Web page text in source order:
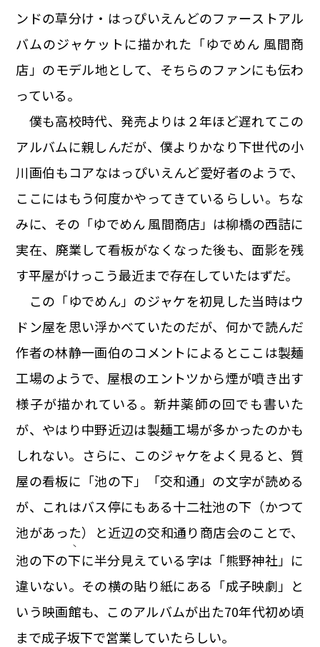
ンドの草分け・はっぴいえんどのファーストアル
バムのジャケットに描かれた「ゆでめん 風間商
店」のモデル地として、そちらのファンにも伝わ
っている。
僕も高校時代、発売よりは２年ほど遅れてこの
アルバムに親しんだが、僕よりかなり下世代の小
川画伯もコアなはっぴいえんど愛好者のようで、
ここにはもう何度かやってきているらしい。ちな
みに、その「ゆでめん 風間商店」は柳橋の西詰に
実在、廃業して看板がなくなった後も、面影を残
す平屋がけっこう最近まで存在していたはずだ。
この「ゆでめん」のジャケを初見した当時はウ
ドン屋を思い浮かべていたのだが、何かで読んだ
作者の林静一画伯のコメントによるとここは製麺
工場のようで、屋根のエントツから煙が噴き出す
様子が描かれている。新井薬師の回でも書いた
が、やはり中野近辺は製麺工場が多かったのかも
しれない。さらに、このジャケをよく見ると、質
屋の看板に「池の下」「交和通」の文字が読める
が、これはバス停にもある十二社池の下（かつて
池があった）と近辺の交和通り商店会のことで、
池の下の下
丶
に半分見えている字は「熊野神社」に
違いない。その横の貼り紙にある「成子映劇」と
いう映画館も、このアルバムが出た70年代初め頃
まで成子坂下で営業していたらしい。